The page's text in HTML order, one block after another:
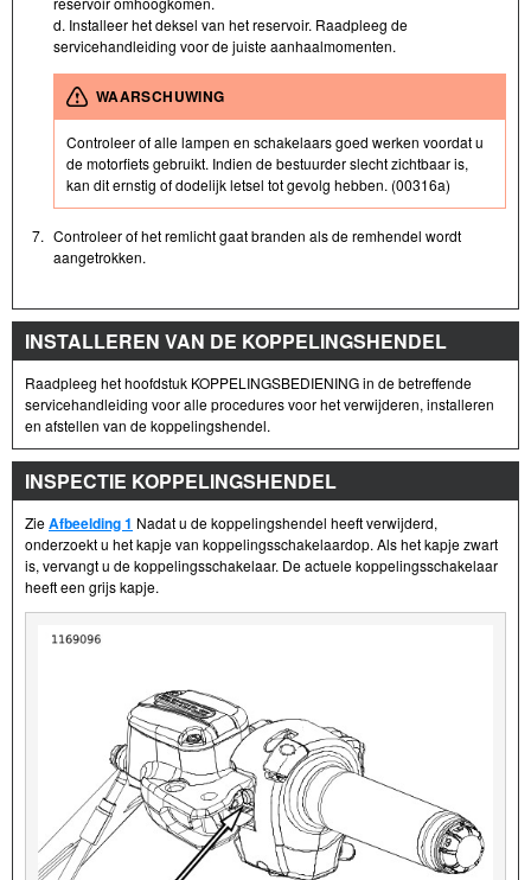
d. Installeer het deksel van het reservoir. Raadpleeg de
servicehandleiding voor de juiste aanhaalmomenten.
WAARSCHUWING
Controleer of alle lampen en schakelaars goed werken voordat u
de motorfiets gebruikt. Indien de bestuurder slecht zichtbaar is,
kan dit ernstig of dodelijk letsel tot gevolg hebben. (00316a)
7. Controleer of het remlicht gaat branden als de remhendel wordt
aangetrokken.
INSTALLEREN VAN DE KOPPELINGSHENDEL
Raadpleeg het hoofdstuk KOPPELINGSBEDIENING in de betreffende
servicehandleiding voor alle procedures voor het verwijderen, installeren
en afstellen van de koppelingshendel.
INSPECTIE KOPPELINGSHENDEL
ZieAfbeelding 1 Nadat u de koppelingshendel heeft verwijderd,
onderzoekt u het kapje van koppelingsschakelaardop. Als het kapje zwart
is, vervangt u de koppelingsschakelaar. De actuele koppelingsschakelaar
heeft een grijs kapje.